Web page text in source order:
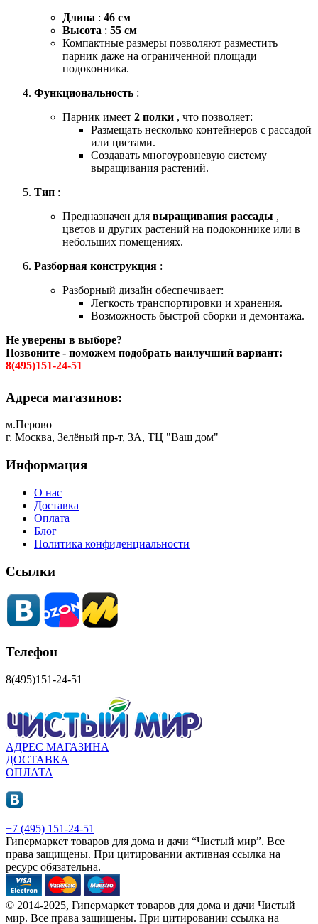
Длина : 46 см
Высота : 55 см
Компактные размеры позволяют разместить
парник даже на ограниченной площади
подоконника.
Функциональность :
Парник имеет 2 полки , что позволяет:
Размещать несколько контейнеров с рассадой
или цветами.
Создавать многоуровневую систему
выращивания растений.
Тип :
Предназначен для выращивания рассады ,
цветов и других растений на подоконнике или в
небольших помещениях.
Разборная конструкция :
Разборный дизайн обеспечивает:
Легкость транспортировки и хранения.
Возможность быстрой сборки и демонтажа.
Не уверены в выборе?
Позвоните - поможем подобрать наилучший вариант:
8(495)151-24-51
Адреса магазинов:
м.Перово
г. Москва, Зелёный пр-т, 3А, ТЦ "Ваш дом"
Информация
О нас
Доставка
Оплата
Блог
Политика конфиденциальности
Ссылки
Телефон
8(495)151-24-51
АДРЕС МАГАЗИНА
ДОСТАВКА
ОПЛАТА
+7 (495) 151-24-51
Гипермаркет товаров для дома и дачи “Чистый мир”. Все
права защищены. При цитировании активная ссылка на
ресурс обязательна.
© 2014-2025, Гипермаркет товаров для дома и дачи Чистый
мир. Все права защищены. При цитировании ссылка на